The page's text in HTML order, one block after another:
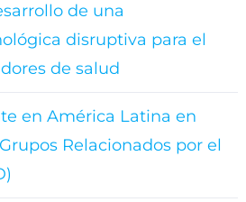
de una
disruptiva para el
de salud
en América Latina en
Relacionados por el